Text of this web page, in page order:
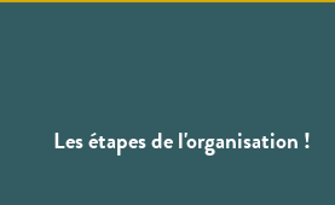
Les étapes de l'organisation !